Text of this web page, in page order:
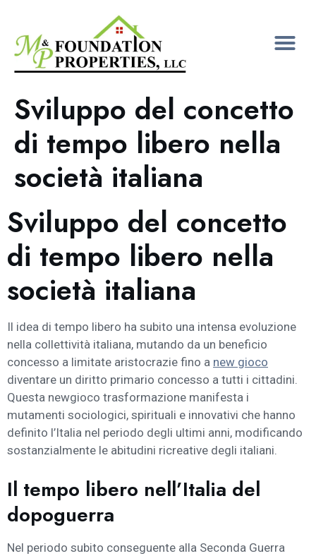
Sviluppo del concetto
di tempo libero nella
società italiana
Sviluppo del concetto
di tempo libero nella
società italiana
Il idea di tempo libero ha subito una intensa evoluzione
nella collettività italiana, mutando da un beneficio
concesso a limitate aristocrazie fino a new gioco
diventare un diritto primario concesso a tutti i cittadini.
Questa newgioco trasformazione manifesta i
mutamenti sociologici, spirituali e innovativi che hanno
definito l’Italia nel periodo degli ultimi anni, modificando
sostanzialmente le abitudini ricreative degli italiani.
Il tempo libero nell’Italia del
dopoguerra
Nel periodo subito conseguente alla Seconda Guerra